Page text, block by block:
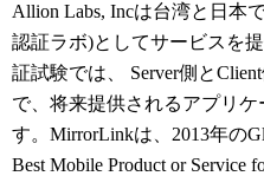
Allion Labs, Incは台湾と日本
認証ラボ)としてサービスを
証試験では、 Server側と
で、将来提供されるアプリ
す。MirrorLinkは、2013年の
Best Mobile Product or Service